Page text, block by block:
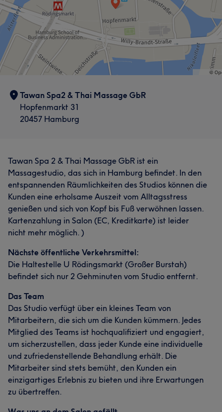
Tawan Spa2 & Thai Massage GbR
Hopfenmarkt 31
20457 Hamburg
Tawan Spa 2 & Thai Massage GbR ist ein
Massagestudio, das sich in Hamburg befindet. In den
entspannenden Räumlichkeiten des Studios können die
Kunden eine erholsame Auszeit vom Alltagsstress
genießen und sich von Kopf bis Fuß verwöhnen lassen.
Kartenzahlung in Salon (EC, Kreditkarte) ist leider
nicht mehr möglich. )
Nächste öffentliche Verkehrsmittel:
Die Haltestelle U Rödingsmarkt (Großer Burstah)
befindet sich nur 2 Gehminuten vom Studio entfernt.
Das Team
Das Studio verfügt über ein kleines Team von
Mitarbeitern, die sich um die Kunden kümmern. Jedes
Mitglied des Teams ist hochqualifiziert und engagiert,
um sicherzustellen, dass jeder Kunde eine individuelle
und zufriedenstellende Behandlung erhält. Die
Mitarbeiter sind stets bemüht, den Kunden ein
einzigartiges Erlebnis zu bieten und ihre Erwartungen
zu übertreffen.